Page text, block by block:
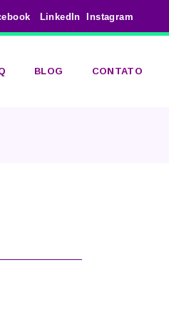
LinkedIn Instagram
BLOG CONTATO